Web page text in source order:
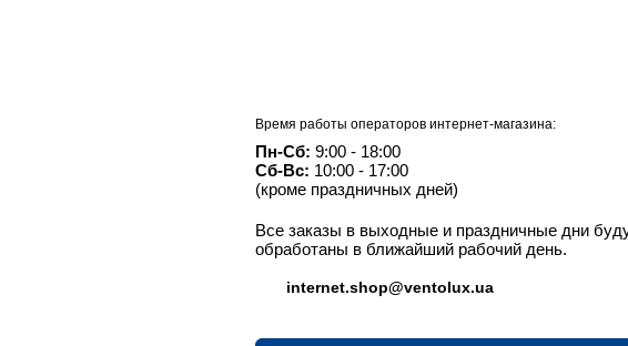
Время работы операторов интернет-магазина:
Пн-Сб: 9:00 - 18:00
Сб-Вс: 10:00 - 17:00
(кроме праздничных дней)
Все заказы в выходные и праздничные дни
обработаны в ближайший рабочий день.
internet.shop@ventolux.ua